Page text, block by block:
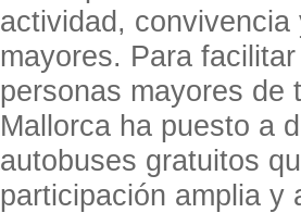
actividad,
mayores. Para
personas mayores de
Mallorca ha puesto a
autobuses gratuitos
participación amplia y